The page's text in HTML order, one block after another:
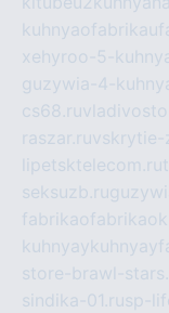
xehyroo-5-
guzywia-4-
cs68.ru
raszar.ruvskrytie-
lipetsktelecom.ru
seksuzb.ru
store-brawl-
sindika-01.rusp-